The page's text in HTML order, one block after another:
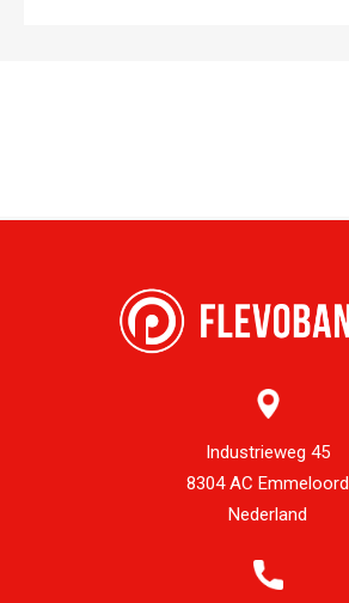
Industrieweg 45
8304 AC Emmeloord
Nederland